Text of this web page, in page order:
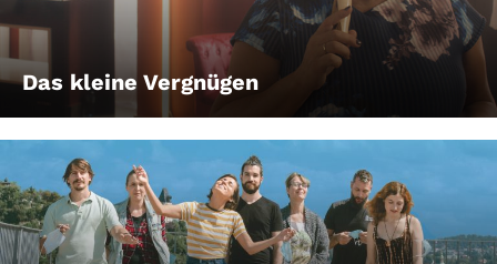
Das kleine Vergnügen